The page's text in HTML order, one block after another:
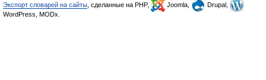
Экспорт словарей на сайты , сделанные на PHP, Joomla,
Drupal,
WordPress, MODx.